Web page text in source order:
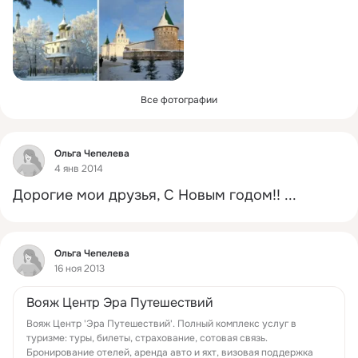
Все фотографии
Фид
Ольга Чепелева
4 янв 2014
Дорогие мои друзья, С Новым годом!! ...
Фид
Ольга Чепелева
16 ноя 2013
Вояж Центр Эра Путешествий
Вояж Центр 'Эра Путешествий'. Полный комплекс услуг в
туризме: туры, билеты, страхование, сотовая связь.
Бронирование отелей, аренда авто и яхт, визовая поддержка